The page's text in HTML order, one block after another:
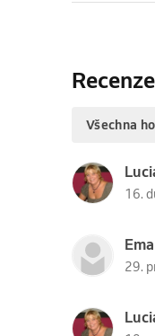
Recenze
Všechna
16.
Ema
29.